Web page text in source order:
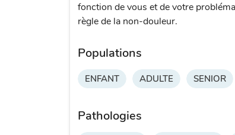
fonction de vous et de votre
règle de la non-douleur.
Populations
ENFANT ADULTE SENIOR
Pathologies